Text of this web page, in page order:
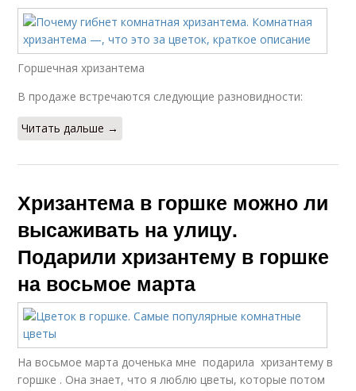
Горшечная хризантема
В продаже встречаются следующие разновидности:
Читать дальше →
Хризантема в горшке можно ли
высаживать на улицу.
Подарили хризантему в горшке
на восьмое марта
На восьмое марта доченька мне подарила хризантему в
горшке . Она знает, что я люблю цветы, которые потом